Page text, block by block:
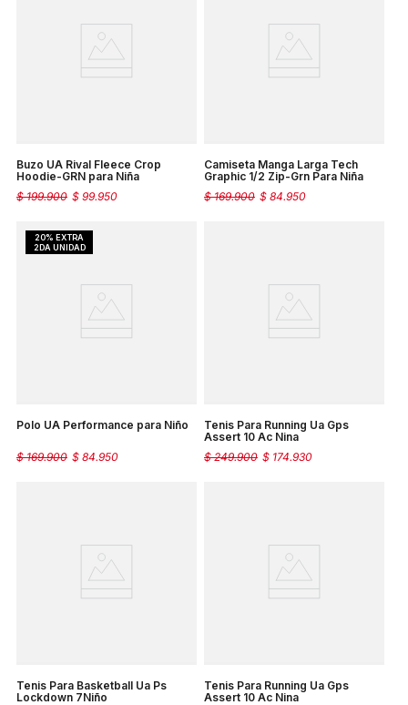
Buzo UA Rival Fleece Crop
Hoodie-GRN para Niña
$ 99.950
$ 199.900
Camiseta Manga Larga Tech
Graphic 1/2 Zip-Grn Para Niña
$ 84.950
$ 169.900
Polo UA Performance para Niño
$ 84.950
$ 169.900
Tenis Para Running Ua Gps
Assert 10 Ac Nina
$ 174.930
$ 249.900
Tenis Para Basketball Ua Ps
Lockdown 7Niño
Tenis Para Running Ua Gps
Assert 10 Ac Nina